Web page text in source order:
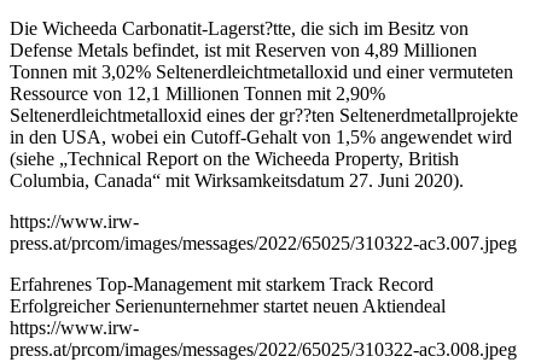
Die Wicheeda Carbonatit-Lagerst?tte, die sich im Besitz von
Defense Metals befindet, ist mit Reserven von 4,89 Millionen
Tonnen mit 3,02% Seltenerdleichtmetalloxid und einer vermuteten
Ressource von 12,1 Millionen Tonnen mit 2,90%
Seltenerdleichtmetalloxid eines der gr??ten Seltenerdmetallprojekte
in den USA, wobei ein Cutoff-Gehalt von 1,5% angewendet wird
(siehe „Technical Report on the Wicheeda Property, British
Columbia, Canada“ mit Wirksamkeitsdatum 27. Juni 2020).
https://www.irw-
press.at/prcom/images/messages/2022/65025/310322-ac3.007.jpeg
Erfahrenes Top-Management mit starkem Track Record
Erfolgreicher Serienunternehmer startet neuen Aktiendeal
https://www.irw-
press.at/prcom/images/messages/2022/65025/310322-ac3.008.jpeg